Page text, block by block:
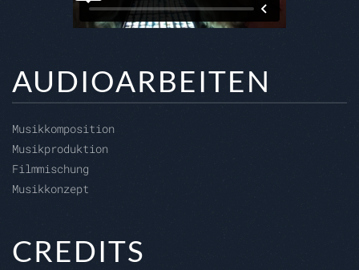
AUDIOARBEITEN
Musikkomposition
Musikproduktion
Filmmischung
Musikkonzept
CREDITS